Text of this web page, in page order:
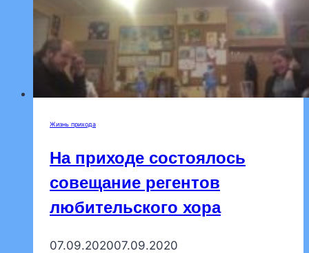
Жизнь прихода
На приходе состоялось
совещание регентов
любительского хора
07.09.202007.09.2020